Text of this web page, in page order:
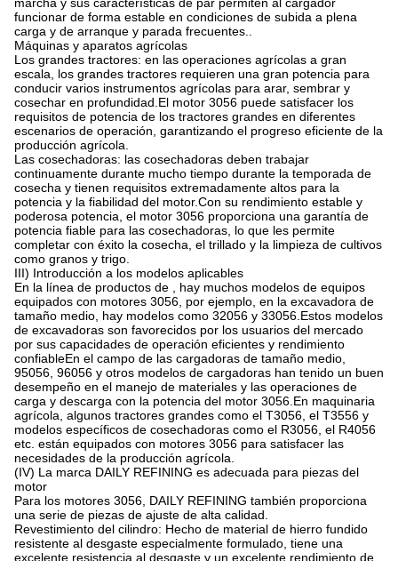
funcionar de forma estable en condiciones de subida a plena
carga y de arranque y parada frecuentes..
Máquinas y aparatos agrícolas
Los grandes tractores: en las operaciones agrícolas a gran
escala, los grandes tractores requieren una gran potencia para
conducir varios instrumentos agrícolas para arar, sembrar y
cosechar en profundidad.El motor 3056 puede satisfacer los
requisitos de potencia de los tractores grandes en diferentes
escenarios de operación, garantizando el progreso eficiente de la
producción agrícola.
Las cosechadoras: las cosechadoras deben trabajar
continuamente durante mucho tiempo durante la temporada de
cosecha y tienen requisitos extremadamente altos para la
potencia y la fiabilidad del motor.Con su rendimiento estable y
poderosa potencia, el motor 3056 proporciona una garantía de
potencia fiable para las cosechadoras, lo que les permite
completar con éxito la cosecha, el trillado y la limpieza de cultivos
como granos y trigo.
III) Introducción a los modelos aplicables
En la línea de productos de , hay muchos modelos de equipos
equipados con motores 3056, por ejemplo, en la excavadora de
tamaño medio, hay modelos como 32056 y 33056.Estos modelos
de excavadoras son favorecidos por los usuarios del mercado
por sus capacidades de operación eficientes y rendimiento
confiableEn el campo de las cargadoras de tamaño medio,
95056, 96056 y otros modelos de cargadoras han tenido un buen
desempeño en el manejo de materiales y las operaciones de
carga y descarga con la potencia del motor 3056.En maquinaria
agrícola, algunos tractores grandes como el T3056, el T3556 y
modelos específicos de cosechadoras como el R3056, el R4056
etc. están equipados con motores 3056 para satisfacer las
necesidades de la producción agrícola.
(IV) La marca DAILY REFINING es adecuada para piezas del
motor
Para los motores 3056, DAILY REFINING también proporciona
una serie de piezas de ajuste de alta calidad.
Revestimiento del cilindro: Hecho de material de hierro fundido
resistente al desgaste especialmente formulado, tiene una
excelente resistencia al desgaste y un excelente rendimiento de